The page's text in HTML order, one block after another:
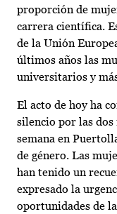
proporción de
carrera científica.
de la Unión
últimos años las
universitarios y
El acto de hoy ha
silencio por las
semana en
de género. Las
han tenido un
expresado la
oportunidades de